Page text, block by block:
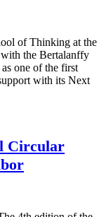
of Thinking at the
the Bertalanffy
one of the first
with its Next
Circular